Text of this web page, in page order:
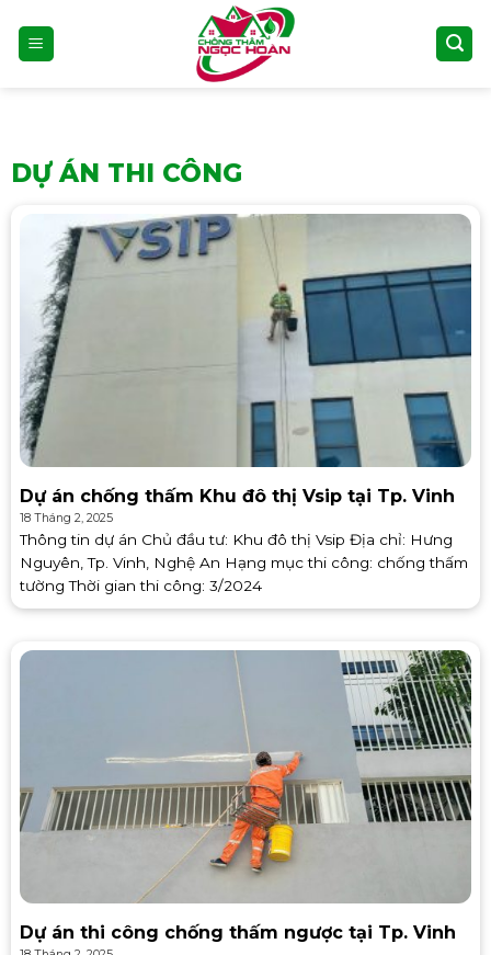
content
DỰ ÁN THI CÔNG
Dự án chống thấm Khu đô thị Vsip tại Tp. Vinh
18 Tháng 2, 2025
Thông tin dự án Chủ đầu tư: Khu đô thị Vsip Địa chỉ: Hưng
Nguyên, Tp. Vinh, Nghệ An Hạng mục thi công: chống thấm
tường Thời gian thi công: 3/2024
Dự án thi công chống thấm ngược tại Tp. Vinh